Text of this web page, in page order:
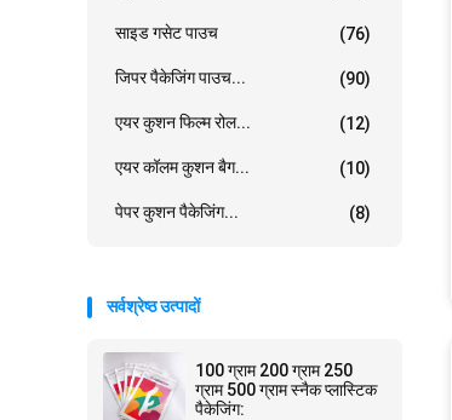
साइड गसेट पाउच (76)
जिपर पैकेजिंग पाउच... (90)
एयर कुशन फिल्म रोल... (12)
एयर कॉलम कुशन बैग... (10)
पेपर कुशन पैकेजिंग... (8)
सर्वश्रेष्ठ उत्पादों
100 ग्राम 200 ग्राम 250
ग्राम 500 ग्राम स्नैक प्लास्टिक
पैकेजिंग: